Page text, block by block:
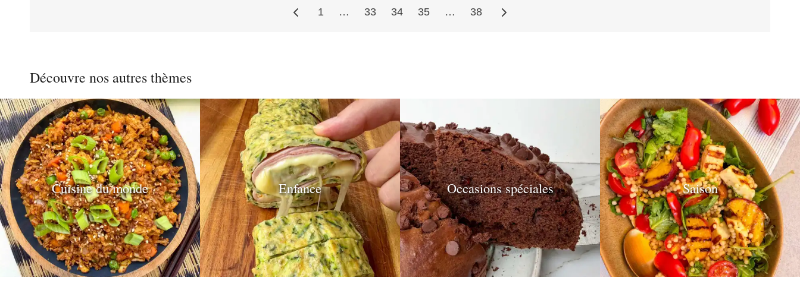
des
publications
1 … 33 34 35 … 38
Découvre nos autres thèmes
Cuisine du monde Enfance Occasions spéciales Saison